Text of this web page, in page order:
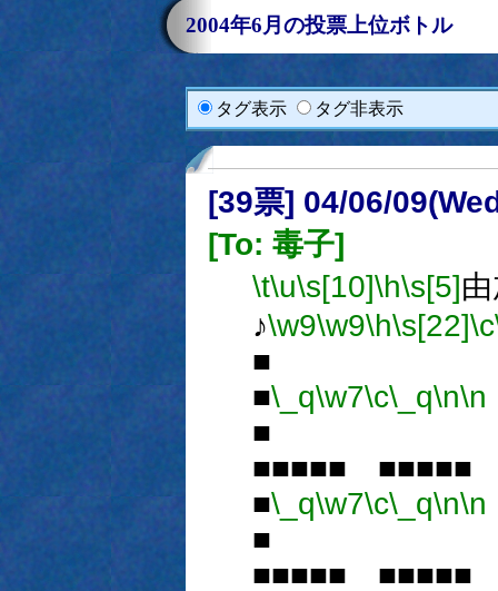
2004年6月の投票上位ボトル
タグ表示 タグ非表示
[39票] 04/06/
[To: 毒子]
\t\u\s[10]\h\s[5]
♪\w9\w9\h\s[22]\c
■\_q\w7\c\_q\n\n
■
■■■■■
■\_q\w7\c\_q\n\n
■
■■■■■